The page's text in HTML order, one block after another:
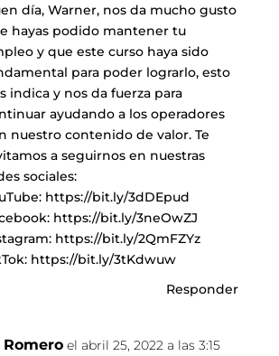
día, Warner, nos da mucho gusto
hayas podido mantener tu
y que este curso haya sido
para poder lograrlo, esto
indica y nos da fuerza para
ayudando a los operadores
nuestro contenido de valor. Te
a seguirnos en nuestras
sociales:
https://bit.ly/3dDEpud
https://bit.ly/3neOwZJ
https://bit.ly/2QmFZYz
https://bit.ly/3tKdwuw
Responder
el abril 25, 2022 a las 3:15